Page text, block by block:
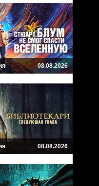
08.08.2026
08.08.2026